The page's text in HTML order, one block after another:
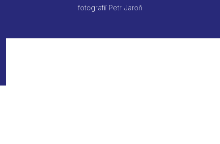
fotografií Petr Jaroň